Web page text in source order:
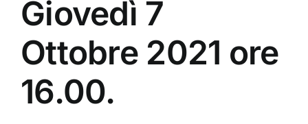
Giovedì 7
Ottobre 2021 ore
16.00.